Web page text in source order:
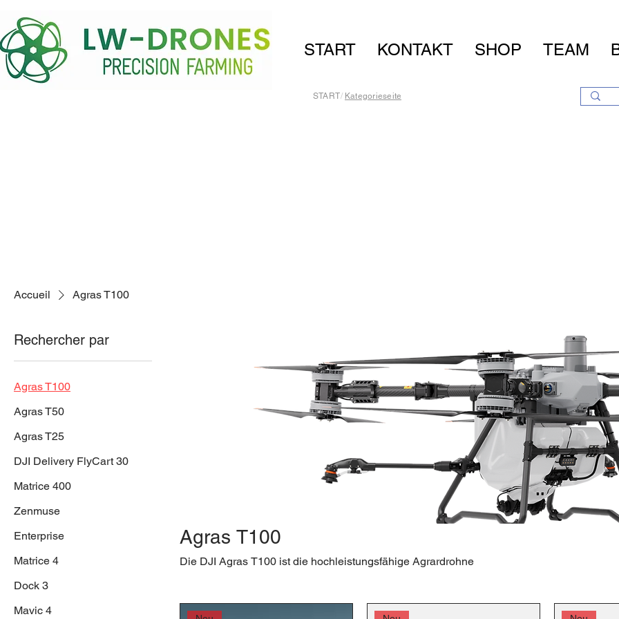
START KONTAKT SHOP TEAM
START/ Kategorieseite
Accueil Agras T100
Rechercher par
Agras T100
Agras T50
Agras T25
DJI Delivery FlyCart 30
Matrice 400
Zenmuse
Enterprise
Matrice 4
Dock 3
Mavic 4
Agras T100
Die DJI Agras T100 ist die hochleistungsfähige Agrardrohne